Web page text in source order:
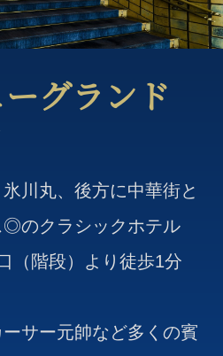
グランド
川丸、後方に中華街と
◎のクラシックホテル
（階段）より徒歩1分
サー元帥など多くの賓